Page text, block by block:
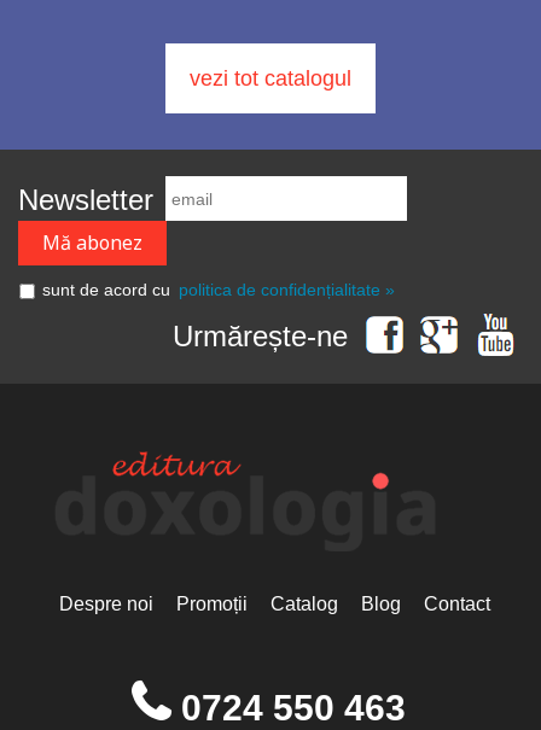
vezi tot catalogul
Newsletter
sunt de acord cu politica de confidențialitate »
Urmărește-ne
Despre noi Promoții Catalog Blog Contact
0724 550 463